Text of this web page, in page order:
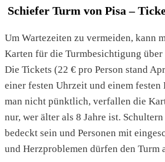
Schiefer Turm von Pisa –
Um Wartezeiten zu vermeiden, kann
Karten für die Turmbesichtigung über
Die Tickets (22 € pro Person stand
einer festen Uhrzeit und einem
man nicht pünktlich, verfallen die
nur, wer älter als 8 Jahre ist.
bedeckt sein und Personen mit
und Herzproblemen dürfen den Turm